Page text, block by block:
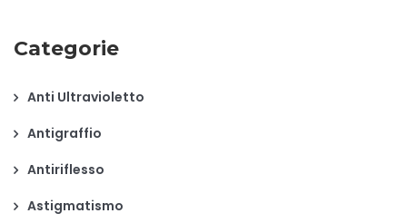
Categorie
Anti Ultravioletto
Antigraffio
Antiriflesso
Astigmatismo